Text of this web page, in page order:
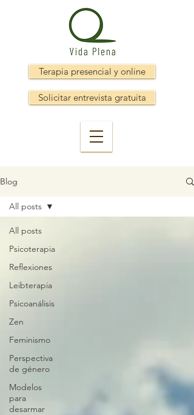
Terapia presencial y online
Solicitar entrevista gratuita
Blog
All posts
Psicoterapia
Reflexiones
Leibterapia
Psicoanálisis
Zen
Feminismo
Perspectiva
de género
Modelos
para
desarmar
All posts